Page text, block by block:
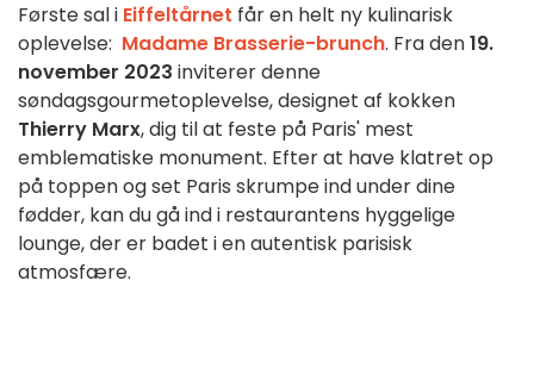
Første sal i Eiffeltårnet får en helt ny kulinarisk
oplevelse: Madame Brasserie-brunch. Fra den 19.
november 2023 inviterer denne
Thierry Marx, dig til at feste på Paris' mest
emblematiske monument. Efter at have klatret op
på toppen og set Paris skrumpe ind under dine
fødder, kan du gå ind i restaurantens hyggelige
lounge, der er badet i en autentisk parisisk
atmosfære.